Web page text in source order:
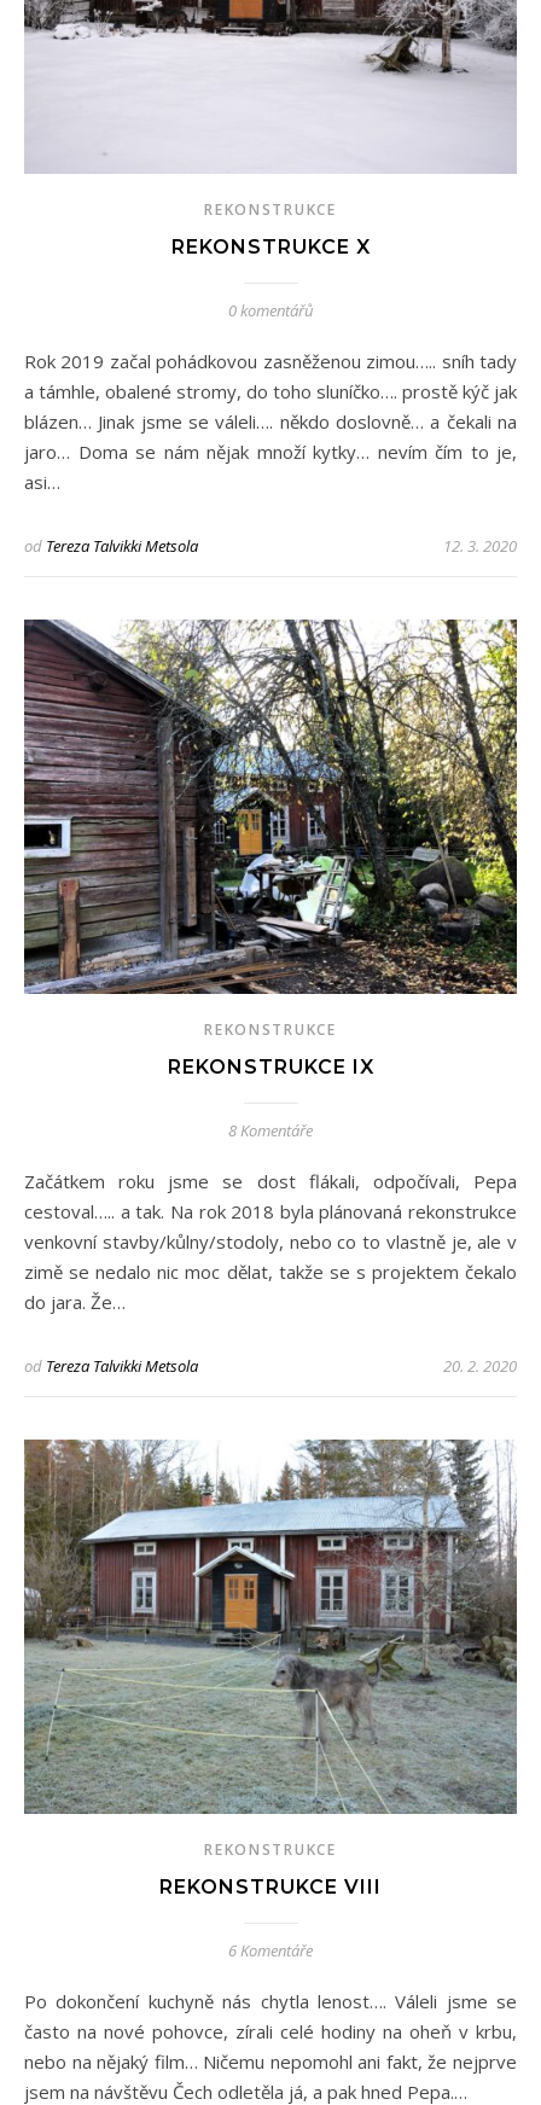
REKONSTRUKCE
REKONSTRUKCE X
0 komentářů
Rok 2019 začal pohádkovou zasněženou zimou….. sníh tady
a támhle, obalené stromy, do toho sluníčko…. prostě kýč jak
blázen… Jinak jsme se váleli…. někdo doslovně… a čekali na
jaro… Doma se nám nějak množí kytky… nevím čím to je,
asi…
od Tereza Talvikki Metsola 12. 3. 2020
REKONSTRUKCE
REKONSTRUKCE IX
8 Komentáře
Začátkem roku jsme se dost flákali, odpočívali, Pepa
cestoval….. a tak. Na rok 2018 byla plánovaná rekonstrukce
venkovní stavby/kůlny/stodoly, nebo co to vlastně je, ale v
zimě se nedalo nic moc dělat, takže se s projektem čekalo
do jara. Že…
od Tereza Talvikki Metsola 20. 2. 2020
REKONSTRUKCE
REKONSTRUKCE VIII
6 Komentáře
Po dokončení kuchyně nás chytla lenost…. Váleli jsme se
často na nové pohovce, zírali celé hodiny na oheň v krbu,
nebo na nějaký film… Ničemu nepomohl ani fakt, že nejprve
jsem na návštěvu Čech odletěla já, a pak hned Pepa.…